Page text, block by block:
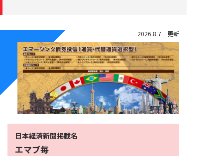
2026.8.7 更新
日本経済新聞掲載名
エマブ毎